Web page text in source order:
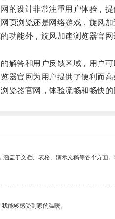
设计非常注重用户体验，提
浏览还是网络游戏，旋风加
能外，旋风加速浏览器官网
答和用户反馈区域，用户可
官网为用户提供了便利而高
器官网，体验流畅和畅快的
盖了文档、表格、演示文稿等各个方面
能够感受到家的温暖。